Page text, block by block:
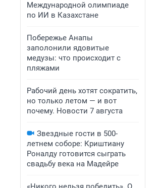
Международной олимпиаде
по ИИ в Казахстане
Побережье Анапы
заполонили ядовитые
медузы: что происходит с
пляжами
Рабочий день хотят сократить,
но только летом — и вот
почему. Новости 7 августа
Звездные гости в 500-
летнем соборе: Криштиану
Роналду готовится сыграть
свадьбу века на Мадейре